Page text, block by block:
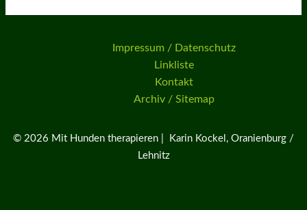
Impressum / Datenschutz
Linkliste
Kontakt
Archiv / Sitemap
© 2026 Mit Hunden therapieren | Karin Kockel, Oranienburg /
Lehnitz